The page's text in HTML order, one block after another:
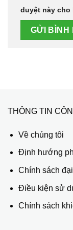
duyệt này cho
THÔNG TIN
Về chúng tôi
Định hướng
Chính sách
Điều kiện sử
Chính sách